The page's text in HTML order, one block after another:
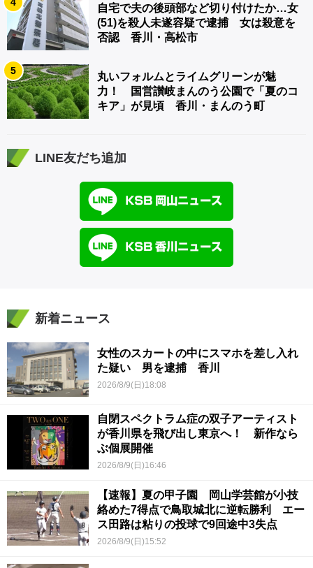
自宅で夫の後頭部など切り付けたか…女
(51)を殺人未遂容疑で逮捕 女は殺意を
否認 香川・高松市
5
丸いフォルムとライムグリーンが魅
力！ 国営讃岐まんのう公園で「夏のコ
キア」が見頃 香川・まんのう町
LINE友だち追加
新着ニュース
女性のスカートの中にスマホを差し入れ
た疑い 男を逮捕 香川
2026/8/9(日)18:08
自閉スペクトラム症の双子アーティスト
が香川県を飛び出し東京へ！ 新作なら
ぶ個展開催
2026/8/9(日)16:46
【速報】夏の甲子園 岡山学芸館が小技
絡めた7得点で鳥取城北に逆転勝利 エー
ス田路は粘りの投球で9回途中3失点
2026/8/9(日)15:52